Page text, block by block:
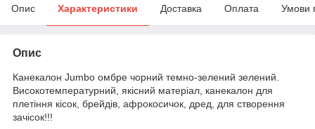
Опис Характеристики Доставка Оплата Умови
Опис
Канекалон Jumbo омбре чорний темно-зелений зелений.
Високотемпературний, якісний матеріал, канекалон для
плетіння кісок, брейдів, афрокосичок, дред, для створення
зачісок!!!